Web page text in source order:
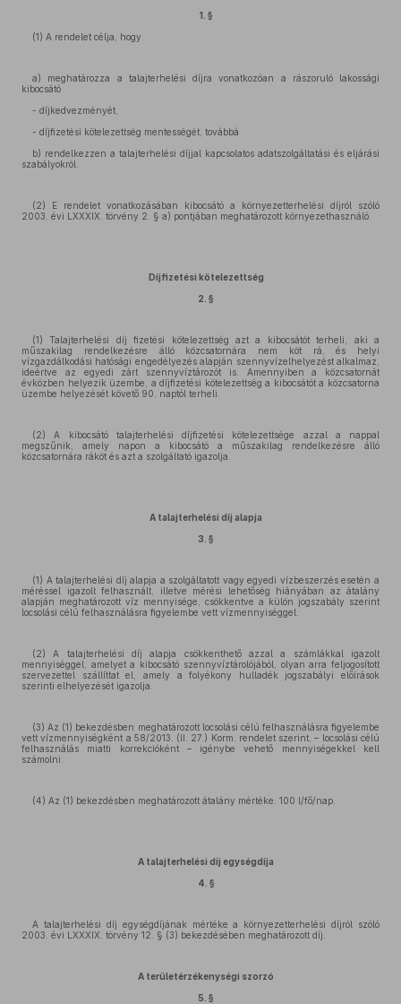
1. §
(1) A rendelet célja, hogy
a) meghatározza a talajterhelési díjra vonatkozóan a rászoruló lakossági
kibocsátó
- díjkedvezményét,
- díjfizetési kötelezettség mentességét, továbbá
b) rendelkezzen a talajterhelési díjjal kapcsolatos adatszolgáltatási és eljárási
szabályokról.
(2) E rendelet vonatkozásában kibocsátó a környezetterhelési díjról szóló
2003. évi LXXXIX. törvény 2. § a) pontjában meghatározott környezethasználó.
Díjfizetési kötelezettség
2. §
(1) Talajterhelési díj fizetési kötelezettség azt a kibocsátót terheli, aki a
műszakilag rendelkezésre álló közcsatornára nem köt rá, és helyi
vízgazdálkodási hatósági engedélyezés alapján szennyvízelhelyezést alkalmaz,
ideértve az egyedi zárt szennyvíztározót is. Amennyiben a közcsatornát
évközben helyezik üzembe, a díjfizetési kötelezettség a kibocsátót a közcsatorna
üzembe helyezését követő 90. naptól terheli.
(2) A kibocsátó talajterhelési díjfizetési kötelezettsége azzal a nappal
megszűnik, amely napon a kibocsátó a műszakilag rendelkezésre álló
közcsatornára ráköt és azt a szolgáltató igazolja.
A talajterhelési díj alapja
3. §
(1) A talajterhelési díj alapja a szolgáltatott vagy egyedi vízbeszerzés esetén a
méréssel igazolt felhasznált, illetve mérési lehetőség hiányában az átalány
alapján meghatározott víz mennyisége, csökkentve a külön jogszabály szerint
locsolási célú felhasználásra figyelembe vett vízmennyiséggel.
(2) A talajterhelési díj alapja csökkenthető azzal a számlákkal igazolt
mennyiséggel, amelyet a kibocsátó szennyvíztárolójából, olyan arra feljogosított
szervezettel szállíttat el, amely a folyékony hulladék jogszabályi előírások
szerinti elhelyezését igazolja.
(3) Az (1) bekezdésben meghatározott locsolási célú felhasználásra figyelembe
vett vízmennyiségként a 58/2013. (II. 27.) Korm. rendelet szerint, – locsolási célú
felhasználás miatti korrekcióként – igénybe vehető mennyiségekkel kell
számolni.
(4) Az (1) bekezdésben meghatározott átalány mértéke: 100 l/fő/nap.
A talajterhelési díj egységdíja
4. §
A talajterhelési díj egységdíjának mértéke a környezetterhelési díjról szóló
2003. évi LXXXIX. törvény 12. § (3) bekezdésében meghatározott díj.
A területérzékenységi szorzó
5. §